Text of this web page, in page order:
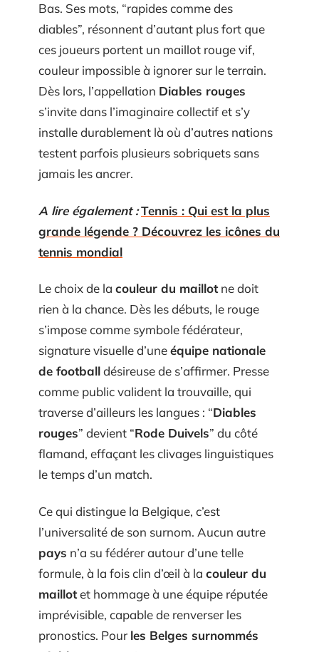
Bas. Ses mots, “rapides comme des
diables”, résonnent d’autant plus fort que
ces joueurs portent un maillot rouge vif,
couleur impossible à ignorer sur le terrain.
Dès lors, l’appellation Diables rouges
s’invite dans l’imaginaire collectif et s’y
installe durablement là où d’autres nations
testent parfois plusieurs sobriquets sans
jamais les ancrer.
A lire également :Tennis : Qui est la plus
grande légende ? Découvrez les icônes du
tennis mondial
Le choix de la couleur du maillotne doit
rien à la chance. Dès les débuts, le rouge
s’impose comme symbole fédérateur,
signature visuelle d’uneéquipe nationale
de footballdésireuse de s’affirmer. Presse
comme public valident la trouvaille, qui
traverse d’ailleurs les langues : “Diables
rouges” devient “Rode Duivels” du côté
flamand, effaçant les clivages linguistiques
le temps d’un match.
Ce qui distingue la Belgique, c’est
l’universalité de son surnom. Aucun autre
pays n’a su fédérer autour d’une telle
formule, à la fois clin d’œil à la couleur du
maillotet hommage à une équipe réputée
imprévisible, capable de renverser les
pronostics. Pour les Belges surnommés